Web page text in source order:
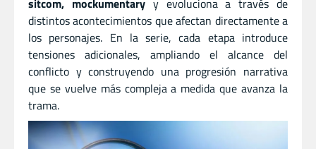
distintos acontecimientos que afectan directamente a
los personajes. En la serie, cada etapa introduce
tensiones adicionales, ampliando el alcance del
conflicto y construyendo una progresión narrativa
que se vuelve más compleja a medida que avanza la
trama.